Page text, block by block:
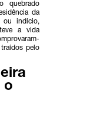
quebrado
da
ou indício,
a vida
pelo
o